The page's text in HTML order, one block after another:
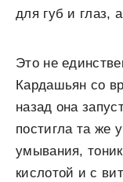
для губ и глаз,
Это не
Кардашьян со
назад она
постигла та же
умывания,
кислотой и с